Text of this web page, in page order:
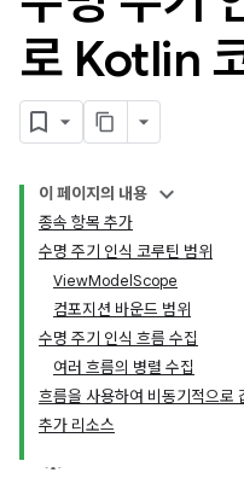
로 Kotlin
이 페이지의 내용
종속 항목 추가
수명 주기 인식 코루틴 범위
ViewModelScope
컴포지션 바운드 범위
수명 주기 인식 흐름 수집
여러 흐름의 병렬 수집
흐름을 사용하여 비동기적으로
추가 리소스